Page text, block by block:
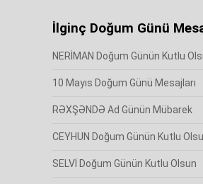
İlginç Doğum Günü
NERİMAN Doğum Günün Kutlu
10 Mayıs Doğum Günü Mesajları
RƏXŞƏNDƏ Ad Günün Mübarek
CEYHUN Doğum Günün Kutlu
SELVİ Doğum Günün Kutlu Olsun